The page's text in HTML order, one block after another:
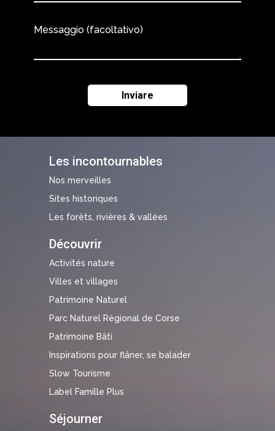
Les incontournables
Nos merveilles
Sites historiques
Les forêts, rivières & vallées
Découvrir
Activités nature
Villes et villages
Patrimoine Naturel
Parc Naturel Régional de Corse
Patrimoine Bâti
Inspirations pour flâner, se balader
Slow Tourisme
Label Famille Plus
Séjourner
Messaggio (facoltativo)